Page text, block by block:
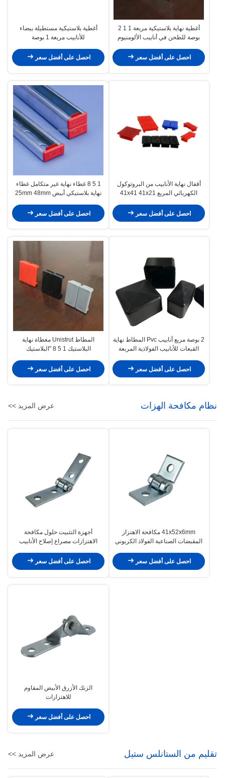
أغطية نهاية بلاستيكية مربعة 1 1 2
بوصة للطحن في أنابيب الألومنيوم
احصل على أفضل سعر
أغطية بلاستيكية مستطيلة بيضاء
للأنابيب مربعة 1 بوصة
احصل على أفضل سعر
أقفال نهاية الأنابيب من البروتوكول
الكهربائي المربع 41x41 41x21
احصل على أفضل سعر
1 5 8 غطاء نهاية غير متكامل غطاء
نهاية بلاستيكي أبيض 25mm 48mm
احصل على أفضل سعر
2 بوصة مربع أنابيب Pvc المطاط نهاية
القبعات للأنابيب الفولاذية المربعة
احصل على أفضل سعر
المطاط Unistrut مغطاة نهاية
البلاستيك 1 5 8 "البلاستيك
احصل على أفضل سعر
نظام مكافحة الهزات عرض المزيد >>
41x52x6mm مكافحة الاهتزاز
المقبضات الصناعية الفولاذ الكربوني
احصل على أفضل سعر
أجهزة التثبيت حلول مكافحة
الاهتزازات مصراع إصلاح الأنابيب
احصل على أفضل سعر
الزنك الأزرق الأبيض المقاوم
للاهتزازات
احصل على أفضل سعر
تقليم من الستانلس ستيل عرض المزيد >>